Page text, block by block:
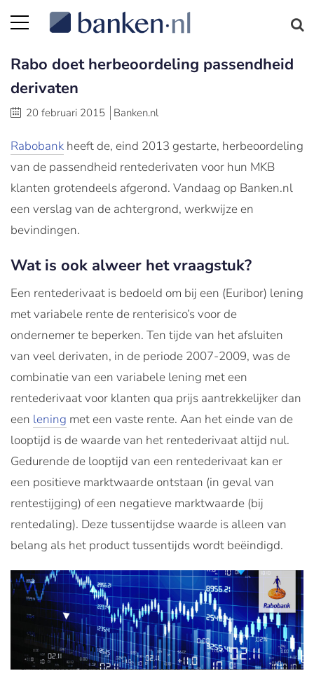
Rabo doet herbeoordeling passendheid
derivaten
20 februari 2015 Banken.nl
Rabobank heeft de, eind 2013 gestarte, herbeoordeling
van de passendheid rentederivaten voor hun MKB
klanten grotendeels afgerond. Vandaag op Banken.nl
een verslag van de achtergrond, werkwijze en
bevindingen.
Wat is ook alweer het vraagstuk?
Een rentederivaat is bedoeld om bij een (Euribor) lening
met variabele rente de renterisico’s voor de
ondernemer te beperken. Ten tijde van het afsluiten
van veel derivaten, in de periode 2007-2009, was de
combinatie van een variabele lening met een
rentederivaat voor klanten qua prijs aantrekkelijker dan
een lening met een vaste rente. Aan het einde van de
looptijd is de waarde van het rentederivaat altijd nul.
Gedurende de looptijd van een rentederivaat kan er
een positieve marktwaarde ontstaan (in geval van
rentestijging) of een negatieve marktwaarde (bij
rentedaling). Deze tussentijdse waarde is alleen van
belang als het product tussentijds wordt beëindigd.